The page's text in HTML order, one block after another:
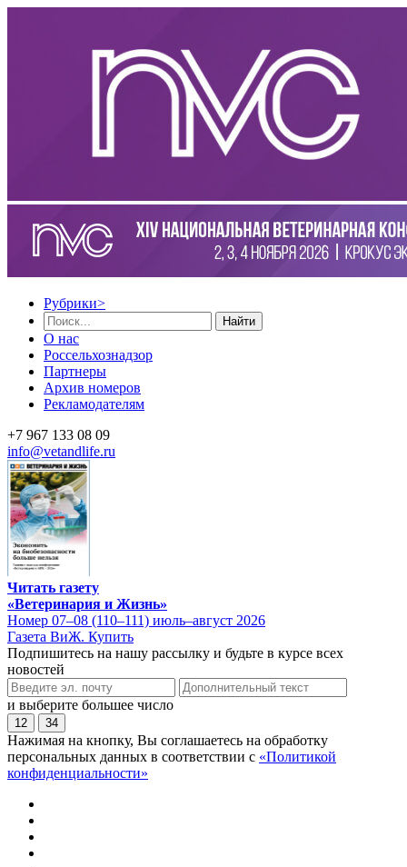
Рубрики>
Найти
О нас
Россельхознадзор
Партнеры
Архив номеров
Рекламодателям
+7 967 133 08 09
info@vetandlife.ru
Читать газету
«Ветеринария и Жизнь»
Номер 07–08 (110–111) июль–август 2026
Газета ВиЖ. Купить
Подпишитесь на нашу рассылку и будьте в курсе всех
новостей
и выберите большее число
12 34
Нажимая на кнопку, Вы соглашаетесь на обработку
персональных данных в соответствии с «Политикой
конфиденциальности»